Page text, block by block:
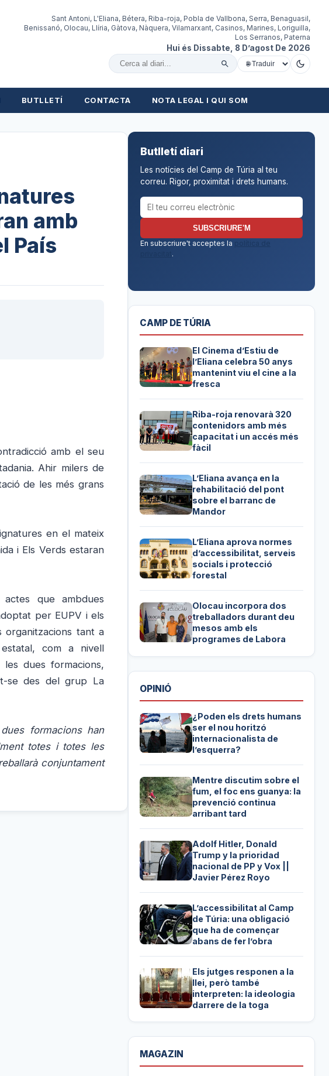
Sant Antoni, L'Eliana, Bétera, Riba-roja, Pobla de Vallbona, Serra, Benaguasil,
Benissanó, Olocau, Llíria, Gàtova, Nàquera, Vilamarxant, Casinos, Marines, Loriguilla,
Los Serranos, Paterna
Hui és Dissabte, 8 D’agost De 2026
Cercar al diari
BUTLLETÍ CONTACTA NOTA LEGAL I QUI SOM
amb
País
amb el seu
Ahir milers de
de les més grans
en el mateix
i Els Verds estaran
que ambdues
per EUPV i els
tant a
com a nivell
dues formacions,
se des del grup La
formacions han
totes i totes les
conjuntament
Butlletí diari
Les notícies del Camp de Túria al teu
correu. Rigor, proximitat i drets humans.
Correu electrònic per al butlletí
SUBSCRIURE'M
En subscriure't acceptes la
política de
.
CAMP DE TÚRIA
El Cinema d’Estiu de
l’Eliana celebra 50 anys
mantenint viu el cine a la
fresca
Riba-roja renovarà 320
contenidors amb més
capacitat i un accés més
fàcil
L’Eliana avança en la
rehabilitació del pont
sobre el barranc de
Mandor
L’Eliana aprova normes
d’accessibilitat, serveis
socials i protecció
forestal
Olocau incorpora dos
treballadors durant deu
mesos amb els
programes de Labora
OPINIÓ
¿Poden els drets humans
ser el nou horitzó
internacionalista de
l’esquerra?
Mentre discutim sobre el
fum, el foc ens guanya: la
prevenció continua
arribant tard
Adolf Hitler, Donald
Trump y la prioridad
nacional de PP y Vox ||
Javier Pérez Royo
L’accessibilitat al Camp
de Túria: una obligació
que ha de començar
abans de fer l’obra
Els jutges responen a la
llei, però també
interpreten: la ideologia
darrere de la toga
MAGAZIN